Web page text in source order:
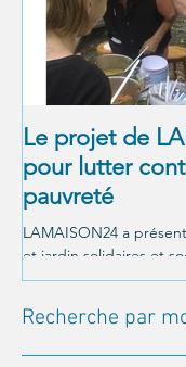
Le projet de
pour lutter
pauvreté
LAMAISON24 a
et jardin solidaires et
veut mettre en place à
Recherche par